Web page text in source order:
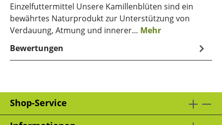
Einzelfuttermittel Unsere Kamillenblüten sind ein
bewährtes Naturprodukt zur Unterstützung von
Verdauung, Atmung und innerer… Mehr
Bewertungen
Shop-Service